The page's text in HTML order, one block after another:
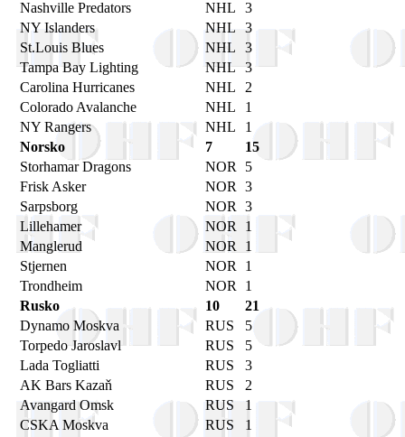
Nashville Predators
NHL
3
NY Islanders
NHL
3
St.Louis Blues
NHL
3
Tampa Bay Lighting
NHL 3
Carolina Hurricanes
NHL
2
Colorado Avalanche
NHL
1
NY Rangers
NHL
1
Norsko
7
15
Storhamar Dragons
NOR
5
Frisk Asker
NOR
3
Sarpsborg
NOR
3
Lillehamer
NOR
1
Manglerud
NOR
1
Stjernen
NOR
1
Trondheim
NOR
1
Rusko
10
21
Dynamo Moskva
RUS
5
Torpedo Jaroslavl
RUS
5
Lada Togliatti
RUS
3
AK Bars Kazaň
RUS
2
Avangard Omsk
RUS
1
CSKA Moskva
RUS
1